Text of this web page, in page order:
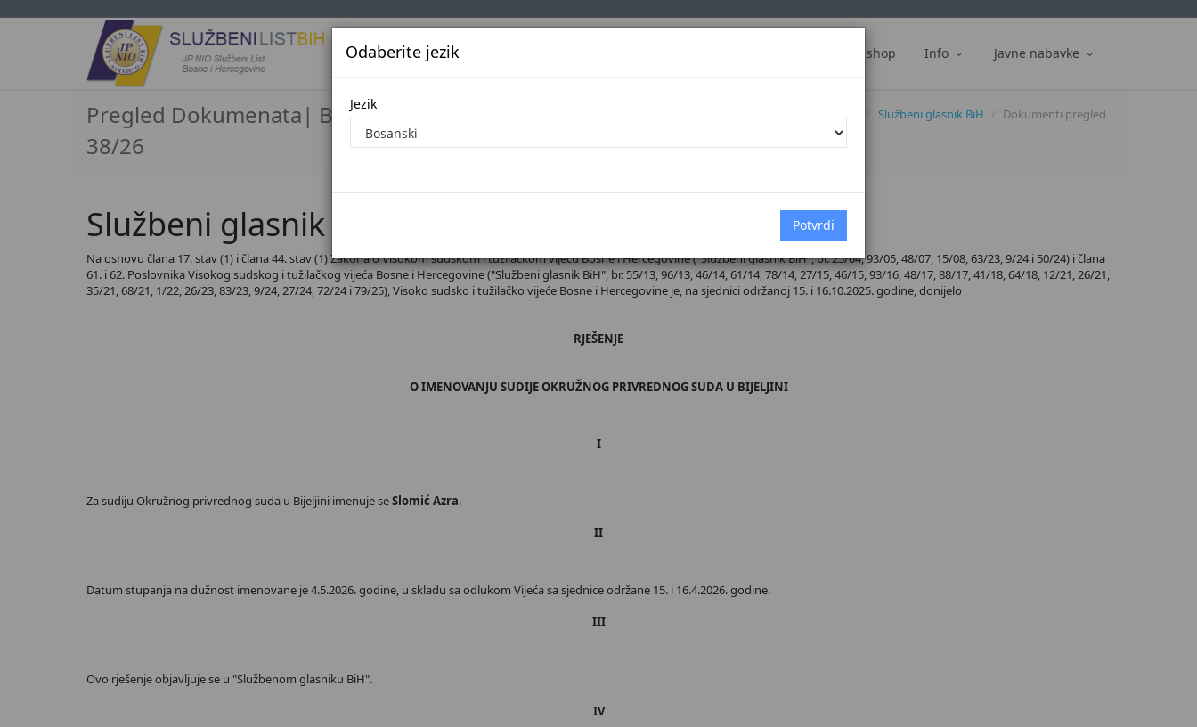
Jezik Službena glasila Web shop Info Javne nabavke
Odaberite jezik
Jezik
Pregled Dokumenata| Broj
38/26
Početna Dokumenti Službeni glasnik BiH Dokumenti pregled
Službeni glasnik BiH, broj 38/26
Na osnovu člana 17. stav (1) i člana 44. stav (1) Zakona o Visokom sudskom i tužilačkom vijeću Bosne i Hercegovine ("Službeni glasnik BiH", br. 25/04, 93/05, 48/07, 15/08, 63/23, 9/24 i 50/24) i člana
61. i 62. Poslovnika Visokog sudskog i tužilačkog vijeća Bosne i Hercegovine ("Službeni glasnik BiH", br. 55/13, 96/13, 46/14, 61/14, 78/14, 27/15, 46/15, 93/16, 48/17, 88/17, 41/18, 64/18, 12/21, 26/21,
35/21, 68/21, 1/22, 26/23, 83/23, 9/24, 27/24, 72/24 i 79/25), Visoko sudsko i tužilačko vijeće Bosne i Hercegovine je, na sjednici održanoj 15. i 16.10.2025. godine, donijelo
RJEŠENJE
O IMENOVANJU SUDIJE OKRUŽNOG PRIVREDNOG SUDA U BIJELJINI
I
Za sudiju Okružnog privrednog suda u Bijeljini imenuje seSlomić Azra.
II
Datum stupanja na dužnost imenovane je 4.5.2026. godine, u skladu sa odlukom Vijeća sa sjednice održane 15. i 16.4.2026. godine.
III
Ovo rješenje objavljuje se u "Službenom glasniku BiH".
IV